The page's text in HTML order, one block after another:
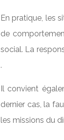
En pratique, les
de
social. La
.
Il convient
dernier cas, la
les missions du